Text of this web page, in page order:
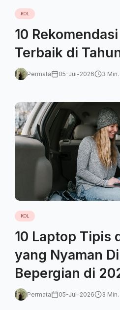
KOL
10
Terbaik di
Permata 05-Jul-2026 3
KOL
10 Laptop Tipis
yang Nyaman
Bepergian di
Permata 05-Jul-2026 3